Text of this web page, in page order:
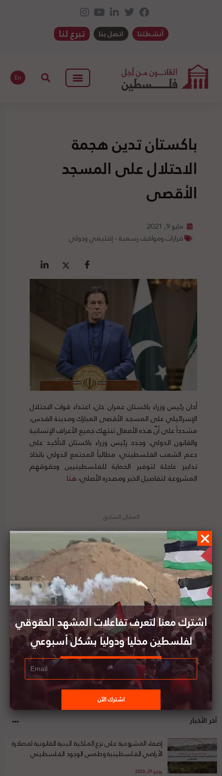
أنشطتنا اتصل بنا تبرع لنا
En
باكستان تدين هجمة
الاحتلال على المسجد
الأقصى
مايو 9, 2021
قرارات ومواقف رسمية - إقليمي ودولي
أدان رئيس وزراء باكستان عمران خان، اعتداء قوات الاحتلال
الإسرائيلي على المسجد الأقصى المبارك ومدينة القدس،
مشدداً على أنّ هذه الأفعال تنتهك جميع الأعراف الإنسانية
والقانون الدولي. وجدد رئيس وزراء باكستان التأكيد على
دعم الشعب الفلسطيني، مطالباً المجتمع الدولي باتخاذ
تدابير عاجلة لتوفير الحماية للفلسطينيين وحقوقهم
المشروعة. لتفاصيل الخبر ومصدره الأصلي،هنا
سوريا تدين انتهاكات سلطات الاحتلال بحق الشعب
الفلسطيني
وزارة الخارجية المصرية تطالب بضرورة توفير حماية
للمصلين بالمسجد الأقصى
آخر الأخبار
إضفاء المشروعية على نزع الملكية: البنية القانونية لمصادرة
الأراضي الفلسطينية وطمس الوجود الفلسطيني
يوليو 29, 2026
اشترك معنا لتعرف تفاعلات المشهد الحقوقي
لفلسطين محليا ودوليا بشكل أسبوعي